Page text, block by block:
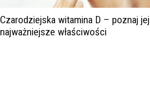
przepisy
Czarodziejska witamina D – poznaj jej
najważniejsze właściwości